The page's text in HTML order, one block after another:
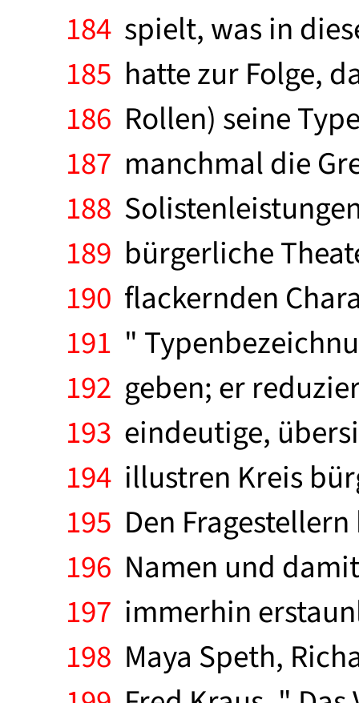
184 spielt, was in
185 hatte zur Folge,
186 Rollen) seine
187 manchmal die
188
189 bürgerliche
190 flackernden
191 "
192 geben; er
193 eindeutige,
194 illustren Kreis
195 Den
196 Namen und
197 immerhin
198 Maya Speth,